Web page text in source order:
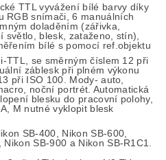
TTL vyvážení bílé barvy díky
RGB snímači, 6 manuálních
doladěním (zářivka,
světlo, blesk, zataženo, stín),
bílé s pomocí ref.objektu
TTL, se směrným číslem 12 při
záblesk při plném výkonu
při ISO 100. Mody- auto,
noční portrét. Automatická
blesku do pracovní polohy,
M nutné vyklopit blesk
SB-400, Nikon SB-600,
SB-900 a Nikon SB-R1C1.